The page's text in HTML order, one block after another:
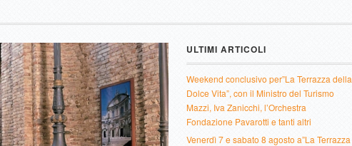
ULTIMI ARTICOLI
Weekend conclusivo per”La Terrazza della
Dolce Vita”, con il Ministro del Turismo
Mazzi, Iva Zanicchi, l’Orchestra
Fondazione Pavarotti e tanti altri
Venerdì 7 e sabato 8 agosto a”La Terrazza